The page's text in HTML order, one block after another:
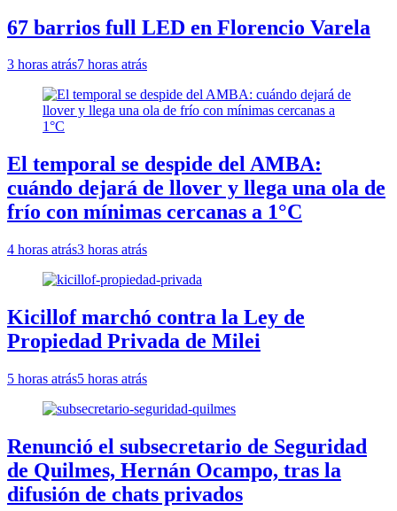
67 barrios full LED en Florencio Varela
3 horas atrás7 horas atrás
El temporal se despide del AMBA:
cuándo dejará de llover y llega una ola de
frío con mínimas cercanas a 1°C
4 horas atrás3 horas atrás
Kicillof marchó contra la Ley de
Propiedad Privada de Milei
5 horas atrás5 horas atrás
Renunció el subsecretario de Seguridad
de Quilmes, Hernán Ocampo, tras la
difusión de chats privados